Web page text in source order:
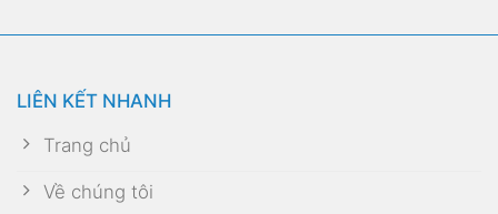
LIÊN KẾT NHANH
Trang chủ
Về chúng tôi